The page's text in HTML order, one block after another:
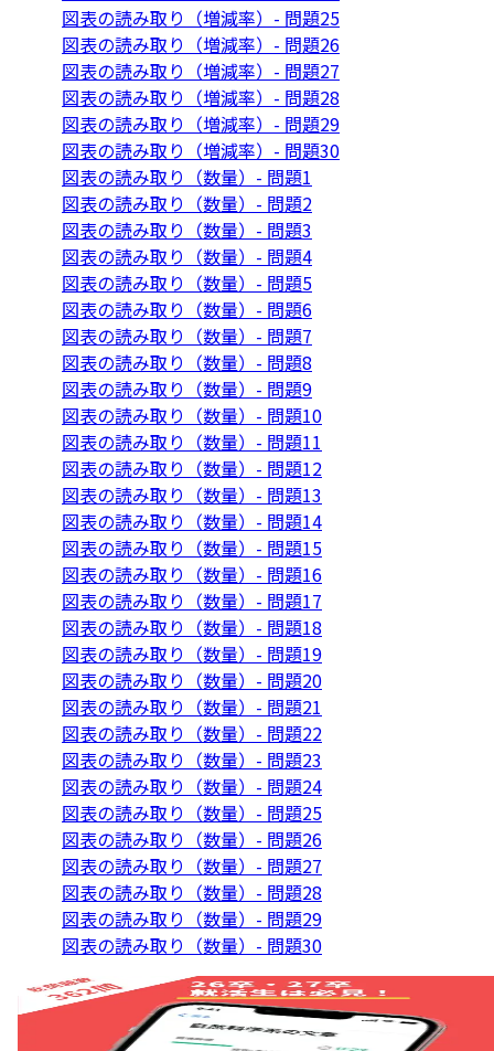
図表の読み取り（増減率）- 問題25
図表の読み取り（増減率）- 問題26
図表の読み取り（増減率）- 問題27
図表の読み取り（増減率）- 問題28
図表の読み取り（増減率）- 問題29
図表の読み取り（増減率）- 問題30
図表の読み取り（数量）- 問題1
図表の読み取り（数量）- 問題2
図表の読み取り（数量）- 問題3
図表の読み取り（数量）- 問題4
図表の読み取り（数量）- 問題5
図表の読み取り（数量）- 問題6
図表の読み取り（数量）- 問題7
図表の読み取り（数量）- 問題8
図表の読み取り（数量）- 問題9
図表の読み取り（数量）- 問題10
図表の読み取り（数量）- 問題11
図表の読み取り（数量）- 問題12
図表の読み取り（数量）- 問題13
図表の読み取り（数量）- 問題14
図表の読み取り（数量）- 問題15
図表の読み取り（数量）- 問題16
図表の読み取り（数量）- 問題17
図表の読み取り（数量）- 問題18
図表の読み取り（数量）- 問題19
図表の読み取り（数量）- 問題20
図表の読み取り（数量）- 問題21
図表の読み取り（数量）- 問題22
図表の読み取り（数量）- 問題23
図表の読み取り（数量）- 問題24
図表の読み取り（数量）- 問題25
図表の読み取り（数量）- 問題26
図表の読み取り（数量）- 問題27
図表の読み取り（数量）- 問題28
図表の読み取り（数量）- 問題29
図表の読み取り（数量）- 問題30